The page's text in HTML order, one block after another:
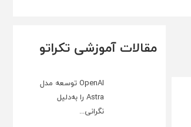
مقالات آموزشی تکراتو
OpenAI توسعه مدل
Astra را به‌دلیل
نگرانی...